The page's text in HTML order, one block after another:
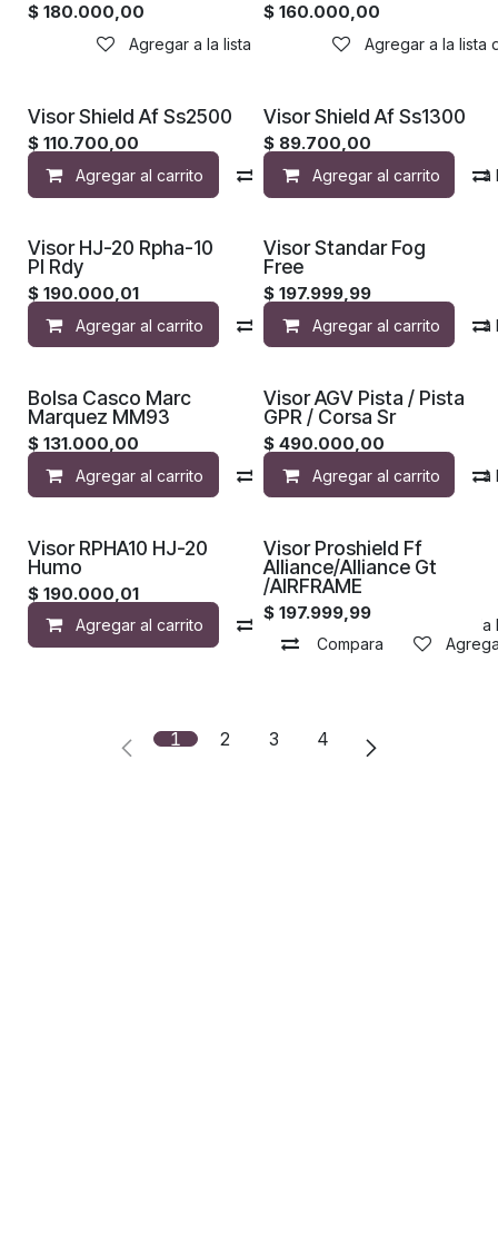
$ 180.000,00
Agregar a la lista de deseos
$160.000,00
Agregar a la lista
Visor Shield Af Ss2500
$ 110.700,00
Agregar al carrito Compara Agregar a la
Visor Shield Af Ss1300
$ 89.700,00
Agregar al carrito
Visor HJ-20 Rpha-10
Pl Rdy
$ 190.000,01
Agregar al carrito Compara Agregar a la
Visor Standar Fog
Free
$197.999,99
Agregar al carrito
Bolsa Casco Marc
Marquez MM93
$ 131.000,00
Agregar al carrito Compara Agregar a la
Visor AGV Pista / Pista
GPR / Corsa Sr
$490.000,00
Agregar al carrito
Visor RPHA10 HJ-20
Humo
$ 190.000,01
Agregar al carrito Compara Agregar a
Visor Proshield Ff
Alliance/Alliance Gt
/AIRFRAME
$197.999,99
Compara
1 2 3 4